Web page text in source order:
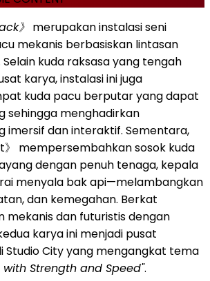
》 merupakan instalasi seni
mekanis berbasiskan lintasan
kuda raksasa yang tengah
karya, instalasi ini juga
kuda pacu berputar yang dapat
sehingga menghadirkan
imersif dan interaktif. Sementara,
》 mempersembahkan sosok kuda
dengan penuh tenaga, kepala
menyala bak api—melambangkan
dan kemegahan. Berkat
mekanis dan futuristis dengan
karya ini menjadi pusat
Studio City yang mengangkat tema
with Strength and Speed".